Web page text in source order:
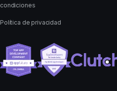
condiciones
Política de privacidad